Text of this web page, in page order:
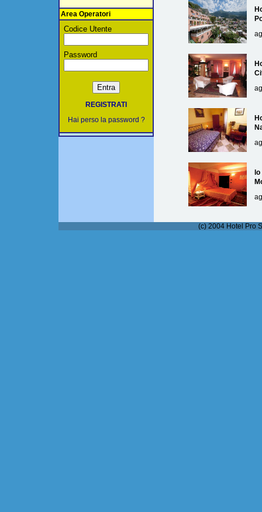
Area Operatori
Codice Utente
Password
REGISTRATI
Hai perso la password ?
(c) 2004 Hotel Pro